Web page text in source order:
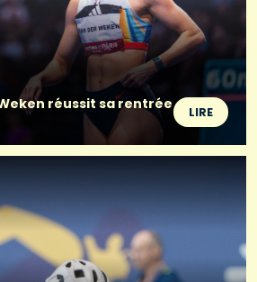
réussit sa rentrée
LIRE